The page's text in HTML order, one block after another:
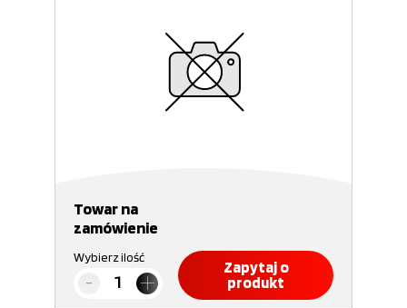
Towar na
zamówienie
Wybierz ilość
Zapytaj o
produkt